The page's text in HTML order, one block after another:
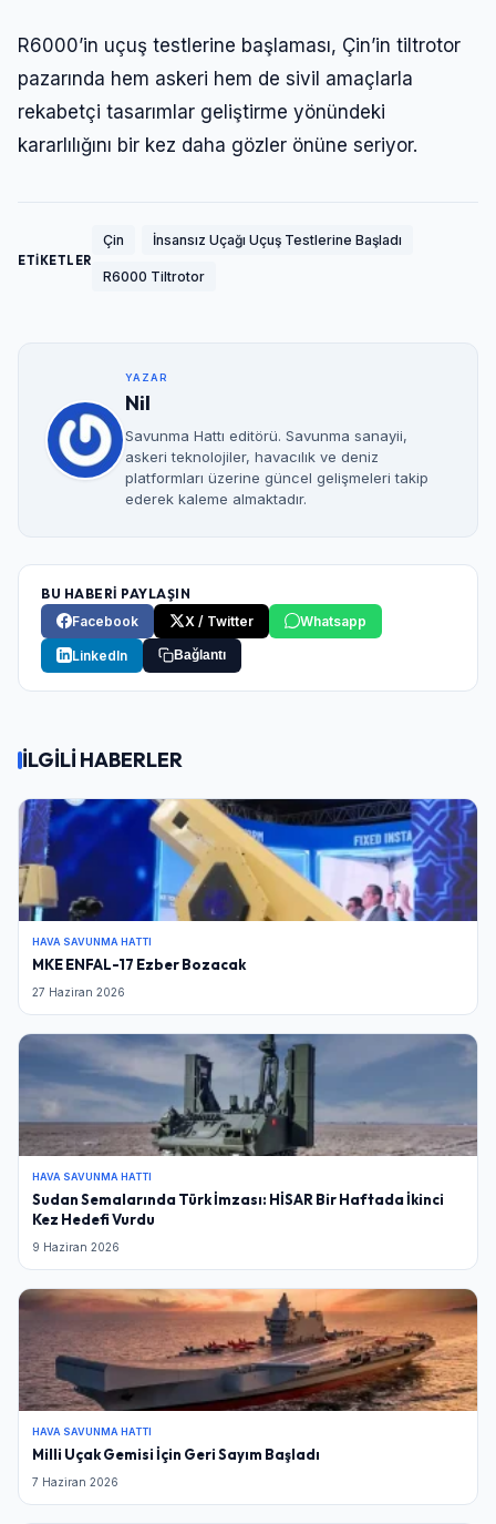
R6000’in uçuş testlerine başlaması, Çin’in tiltrotor
pazarında hem askeri hem de sivil amaçlarla
rekabetçi tasarımlar geliştirme yönündeki
kararlılığını bir kez daha gözler önüne seriyor.
ETİKETLER
Çin İnsansız Uçağı Uçuş Testlerine Başladı
R6000 Tiltrotor
YAZAR
Nil
Savunma Hattı editörü. Savunma sanayii,
askeri teknolojiler, havacılık ve deniz
platformları üzerine güncel gelişmeleri takip
ederek kaleme almaktadır.
BU HABERİ PAYLAŞIN
Facebook
X / Twitter Whatsapp
LinkedIn Bağlantı
İLGİLİ HABERLER
HAVA SAVUNMA HATTI
MKE ENFAL-17 Ezber Bozacak
27 Haziran 2026
HAVA SAVUNMA HATTI
Sudan Semalarında Türk İmzası: HİSAR Bir Haftada İkinci
Kez Hedefi Vurdu
9 Haziran 2026
HAVA SAVUNMA HATTI
Milli Uçak Gemisi İçin Geri Sayım Başladı
7 Haziran 2026